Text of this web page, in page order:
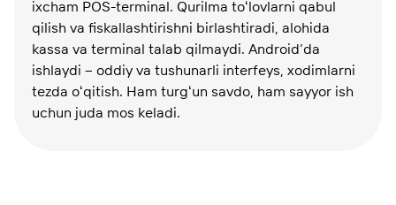
ixcham POS-terminal. Qurilma toʻlovlarni qabul
qilish va fiskallashtirishni birlashtiradi, alohida
kassa va terminal talab qilmaydi. Android’da
ishlaydi – oddiy va tushunarli interfeys, xodimlarni
tezda oʻqitish. Ham turgʻun savdo, ham sayyor ish
uchun juda mos keladi.